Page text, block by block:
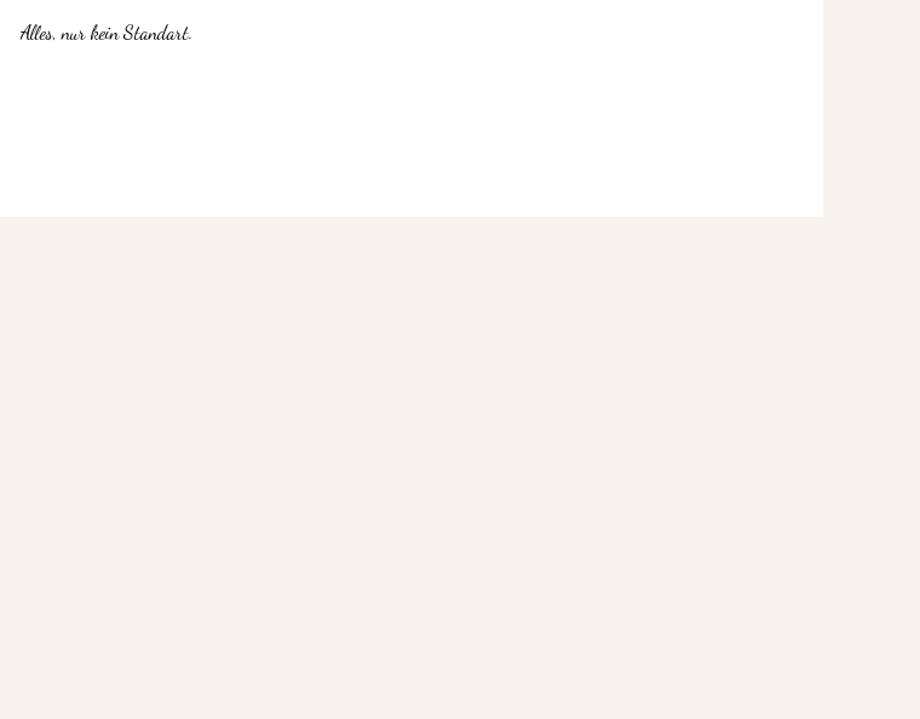
Alles, nur kein Standart.